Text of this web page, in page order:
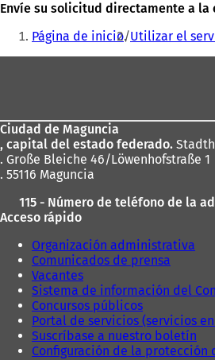
Envíe su solicitud directamente a
Estás
aquí:
Página de inicio Utilizar el
pies
Ciudad de Maguncia
, capital del estado federado.
. Große Bleiche 46/Löwenhofstraße 1
. 55116 Maguncia
115 - Número de teléfono de la
Acceso rápido
Organización administrativa
Comunicados de prensa
Vacantes
Sistema de información del
Concursos públicos
Portal de servicios (servicios
Suscríbase a nuestro boletín
Configuración de la protección